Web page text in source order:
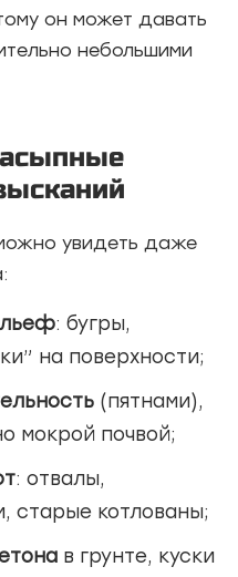
он может давать
небольшими
увидеть даже
: бугры,
на поверхности;
(пятнами),
мокрой почвой;
: отвалы,
старые котлованы;
в грунте, куски